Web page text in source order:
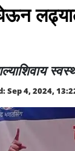
Sep 4, 2024,